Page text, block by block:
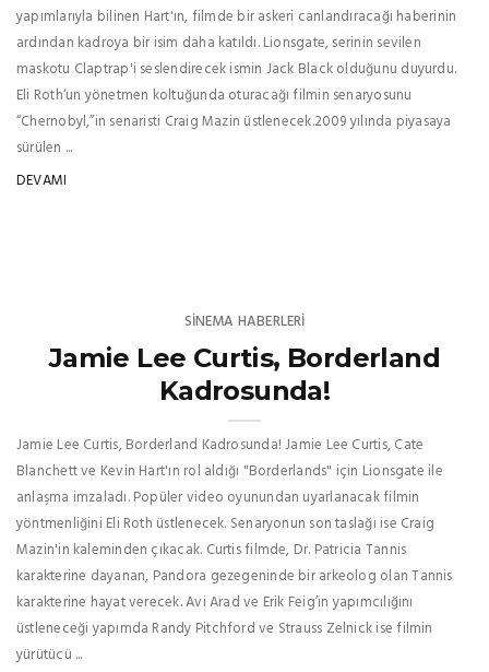
yapımlarıyla bilinen Hart'ın, filmde bir askeri canlandıracağı haberinin
ardından kadroya bir isim daha katıldı. Lionsgate, serinin sevilen
maskotu Claptrap'i seslendirecek ismin Jack Black olduğunu duyurdu.
Eli Roth‘un yönetmen koltuğunda oturacağı filmin senaryosunu
“Chernobyl,”in senaristi Craig Mazin üstlenecek.2009 yılında piyasaya
sürülen ...
DEVAMI
SINEMA HABERLERI
Jamie Lee Curtis, Borderland
Kadrosunda!
Jamie Lee Curtis, Borderland Kadrosunda! Jamie Lee Curtis, Cate
Blanchett ve Kevin Hart'ın rol aldığı "Borderlands" için Lionsgate ile
anlaşma imzaladı. Popüler video oyunundan uyarlanacak filmin
yöntmenliğini Eli Roth üstlenecek. Senaryonun son taslağı ise Craig
Mazin'in kaleminden çıkacak. Curtis filmde, Dr. Patricia Tannis
karakterine dayanan, Pandora gezegeninde bir arkeolog olan Tannis
karakterine hayat verecek. Avi Arad ve Erik Feig’in yapımcılığını
üstleneceği yapımda Randy Pitchford ve Strauss Zelnick ise filmin
yürütücü ...